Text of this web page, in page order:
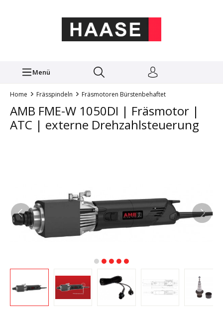
Menü
Home Frässpindeln Fräsmotoren Bürstenbehaftet
AMB FME-W 1050DI | Fräsmotor |
ATC | externe Drehzahlsteuerung